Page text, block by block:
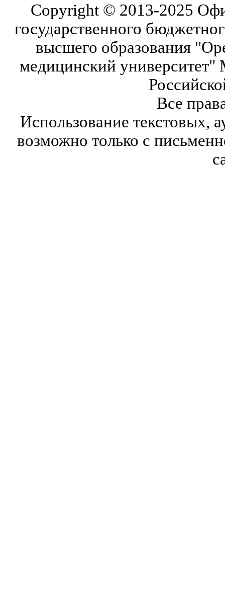
Copyright © 2013-2025
государственного
высшего образования
медицинский университет"
Все
Использование текстовых,
возможно только с